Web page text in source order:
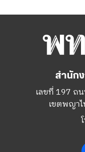
สำนัก
เลขที่ 197 ถ
เขตพญา